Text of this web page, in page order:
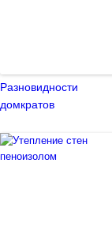
Разновидности
домкратов